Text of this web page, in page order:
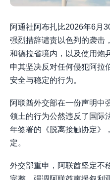
阿通社阿布扎比2026年6月
强烈措辞谴责以色列的袭击
和德拉省境内，以及使用炮
申其坚决反对任何侵犯阿拉
安全与稳定的行为。
阿联酋外交部在一份声明中
领土的行为公然违反了国际
年签署的《脱离接触协定》
定。
外交部重申，阿联酋坚定不